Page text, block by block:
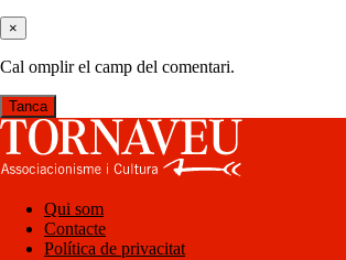
×
Cal omplir el camp del comentari.
Tanca
Qui som
Contacte
Política de privacitat